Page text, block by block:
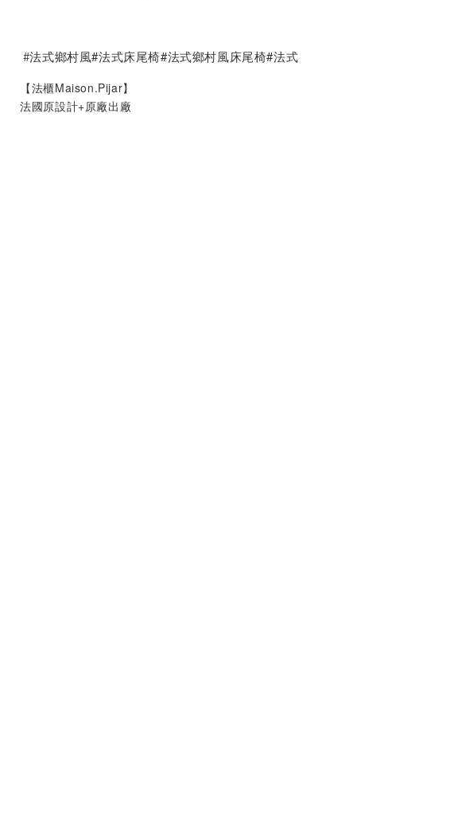
#法式鄉村風#法式床尾椅#法式鄉村風床尾椅#法式
【法櫃Maison.Pijar】
法國原設計+原廠出廠